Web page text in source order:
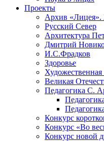
Проекты
Архив
Русский Север
Архитектура
Дмитрий
И.С.Фрадков
Здоровье
Великая
Педагогика С.
Конкурс
Конкурс «Во
Конкурс новой